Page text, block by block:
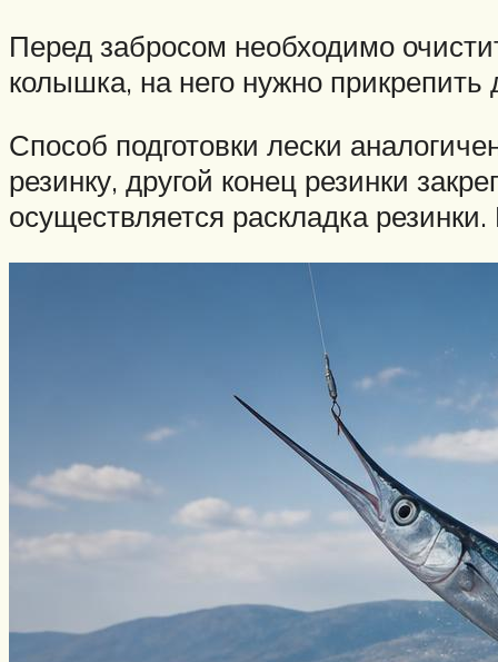
Перед забросом необходимо
колышка, на него нужно прикрепить
Способ подготовки лески
резинку, другой конец резинки
осуществляется раскладка